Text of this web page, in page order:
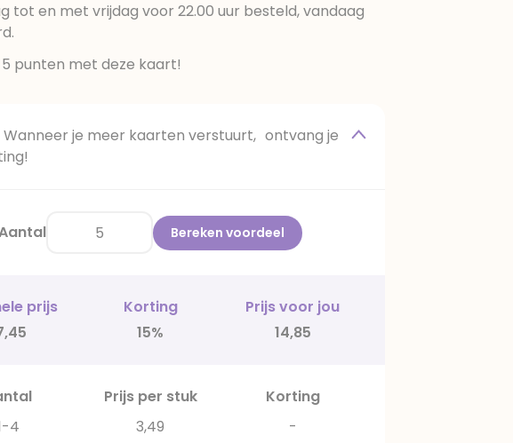
tot en met vrijdag voor 22.00 uur besteld, vandaag
punten met deze kaart!
Wanneer je meer kaarten verstuurt, ontvang je
Bereken voordeel
prijs Korting
Prijs voor jou
15% 14,85
Prijs per stuk
Korting
4
3,49
-